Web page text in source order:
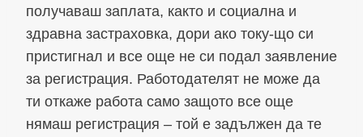
получаваш заплата, както и социална и
здравна застраховка, дори ако току-що си
пристигнал и все още не си подал заявление
за регистрация. Работодателят не може да
ти откаже работа само защото все още
нямаш регистрация – той е задължен да те